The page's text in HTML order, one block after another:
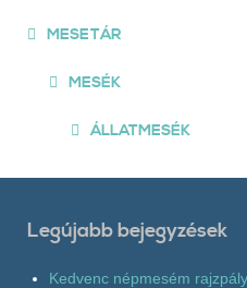
MESETÁR
MESÉK
ÁLLATMESÉK
Legújabb bejegyzések
Kedvenc népmesém